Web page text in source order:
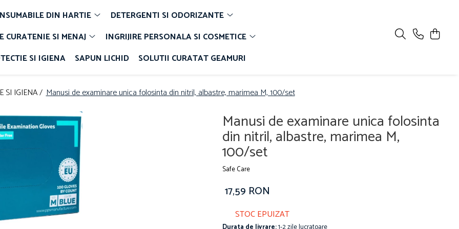
DIN HARTIE
DETERGENTI SI ODORIZANTE
CURATENIE SI MENAJ
INGRIJIRE PERSONALA SI COSMETICE
SI IGIENA
SAPUN LICHID SOLUTII CURATAT GEAMURI
SI IGIENA / Manusi de examinare unica folosinta din nitril, albastre, marimea M, 100/set
Manusi de examinare unica folosinta
din nitril, albastre, marimea M,
100/set
Safe Care
17,59 RON
STOC EPUIZAT